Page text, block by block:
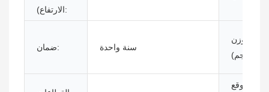
الارتفاع):
ضمان: سنة واحدة
الوزن
موقع